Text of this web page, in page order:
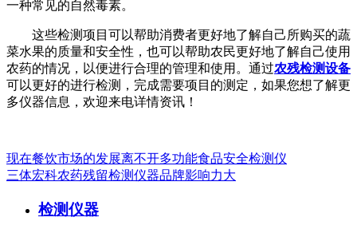
一种常见的自然毒素。
这些检测项目可以帮助消费者更好地了解自己所购买的蔬
菜水果的质量和安全性，也可以帮助农民更好地了解自己使用
农药的情况，以便进行合理的管理和使用。通过农残检测设备
可以更好的进行检测，完成需要项目的测定，如果您想了解更
多仪器信息，欢迎来电详情资讯！
现在餐饮市场的发展离不开多功能食品安全检测仪
三体宏科农药残留检测仪器品牌影响力大
检测仪器